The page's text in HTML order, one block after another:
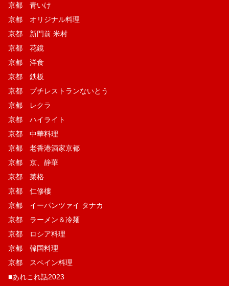
京都 青いけ
京都 オリジナル料理
京都 新門前 米村
京都 花鏡
京都 洋食
京都 鉄板
京都 プチレストランないとう
京都 レクラ
京都 ハイライト
京都 中華料理
京都 老香港酒家京都
京都 京、静華
京都 菜格
京都 仁修樓
京都 イーパンツァイ タナカ
京都 ラーメン＆冷麺
京都 ロシア料理
京都 韓国料理
京都 スペイン料理
■あれこれ話2023